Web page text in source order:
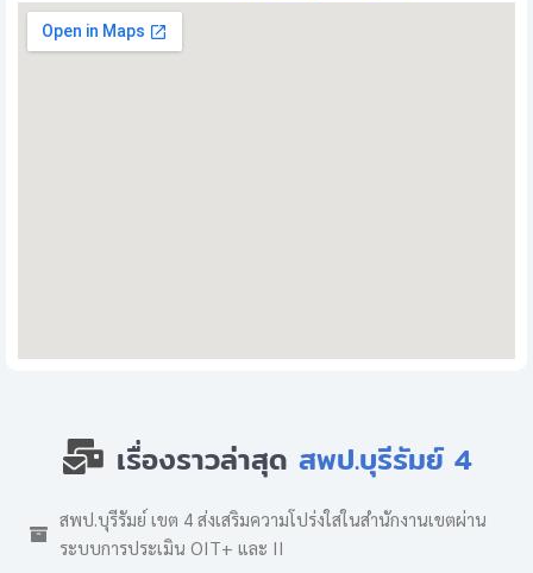
เรื่องราวล่าสุด สพป.บุรีรัมย์ 4
สพป.บุรีรัมย์ เขต 4 ส่งเสริมความโปร่งใสในสำนักงานเขตผ่าน
ระบบการประเมิน OIT+ และ II